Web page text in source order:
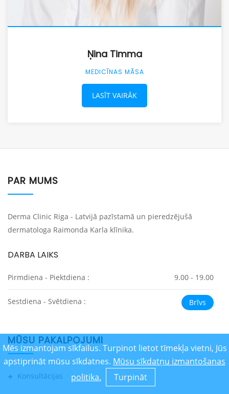
Ņina Timma
MEDICĪNAS MĀSA
LASĪT VAIRĀK
PAR MUMS
Derma Clinic Riga - Latvijā pazīstamā un pieredzējušā
dermatologa Raimonda Karla klīnika.
DARBA LAIKS
Pirmdiena - Piektdiena : 9.00 - 19.00
Sestdiena - Svētdiena : Brīvs
MŪSU PAKALPOJUMI
Konsultācijas
Mēs izmantojam sīkfailus. Turpinot lietot tīmekļa vietni, Jūs
apstiprināt mūsu sīkdatnes. Mūsu sīkdatņu izmantošanas
politika.
Turpināt